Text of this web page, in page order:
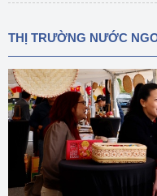
THỊ TRƯỜNG NƯỚC